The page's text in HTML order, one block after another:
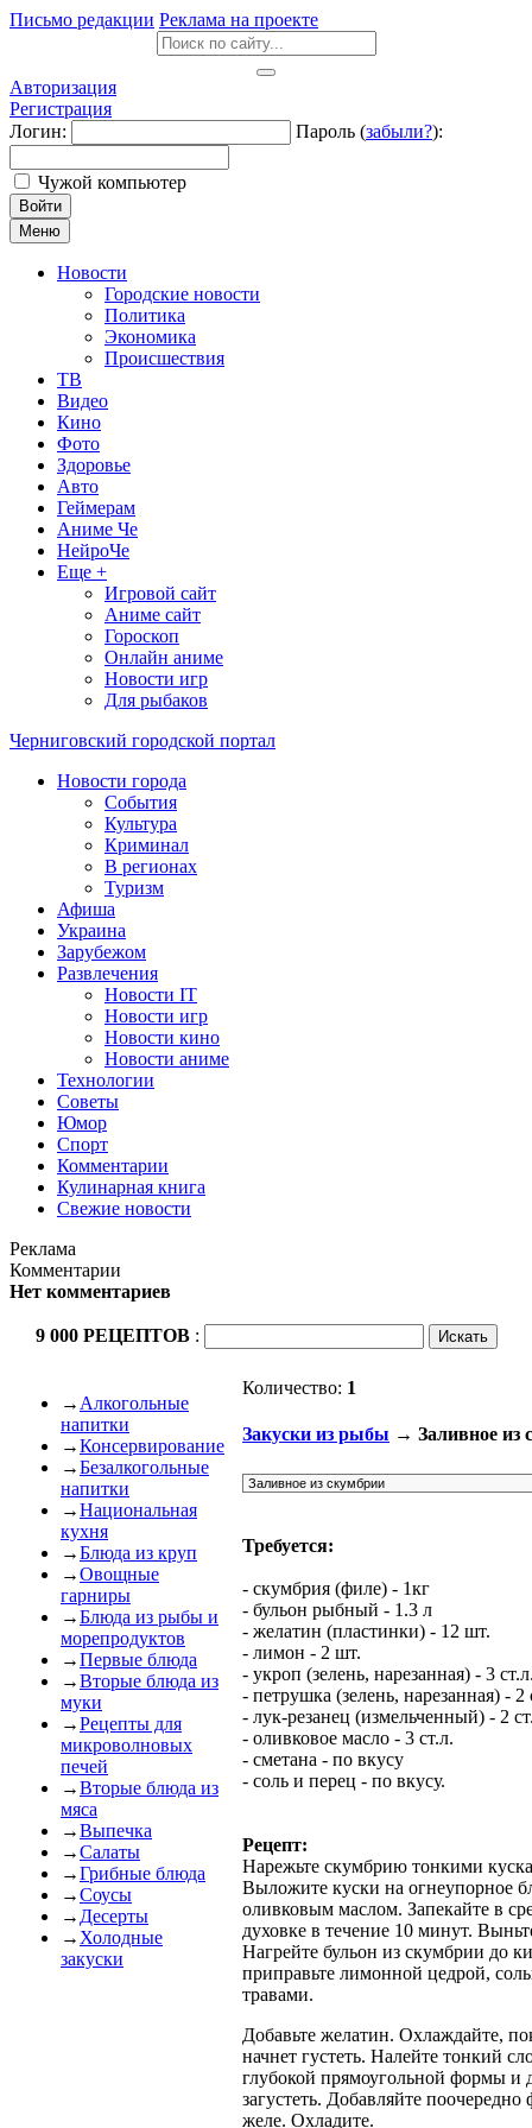
Письмо редакции Реклама на проекте
Авторизация
Регистрация
Логин:
Пароль (забыли?):
Чужой компьютер
Войти
Меню
Новости
Городские новости
Политика
Экономика
Происшествия
ТВ
Видео
Кино
Фото
Здоровье
Авто
Геймерам
Аниме Че
НейроЧе
Еще +
Игровой сайт
Аниме сайт
Гороскоп
Онлайн аниме
Новости игр
Для рыбаков
Черниговский городской портал
Новости города
События
Культура
Криминал
В регионах
Туризм
Афиша
Украина
Зарубежом
Развлечения
Новости IT
Новости игр
Новости кино
Новости аниме
Технологии
Советы
Юмор
Спорт
Комментарии
Кулинарная книга
Свежие новости
Реклама
Комментарии
Нет комментариев
9 000 РЕЦЕПТОВ :
→ Алкогольные
напитки
→Консервирование
→Безалкогольные
напитки
→Национальная
кухня
→Блюда из круп
→Овощные
гарниры
→Блюда из рыбы и
морепродуктов
→Первые блюда
→Вторые блюда из
муки
→Рецепты для
микроволновых
печей
→Вторые блюда из
мяса
→Выпечка
→Салаты
→Грибные блюда
→Соусы
→ Десерты
→ Холодные
закуски
Количество: 1
Закуски из рыбы → Заливное из
Требуется:
- скумбрия (филе) - 1кг
- бульон рыбный - 1.3 л
- желатин (пластинки) - 12 шт.
- лимон - 2 шт.
- укроп (зелень, нарезанная) - 3
- петрушка (зелень, нарезанная) - 2
- лук-резанец (измельченный) - 2
- оливковое масло - 3 ст.л.
- сметана - по вкусу
- соль и перец - по вкусу.
Рецепт:
Нарежьте скумбрию тонкими
Выложите куски на огнеупорное
оливковым маслом. Запекайте в
духовке в течение 10 минут.
Нагрейте бульон из скумбрии до
приправьте лимонной цедрой,
травами.
Добавьте желатин. Охлаждайте,
начнет густеть. Налейте тонкий
глубокой прямоугольной формы и
загустеть. Добавляйте
желе. Охладите.